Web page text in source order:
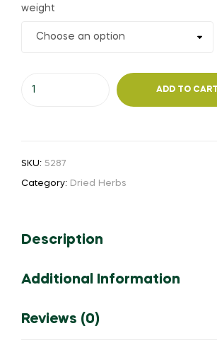
₹110.00
₹1,600.00
weight
(or)
யானைதிப்பிலி
pippal
ADD TO CART
SKU: 5287
Category: Dried Herbs
Description
Additional Information
Reviews (0)